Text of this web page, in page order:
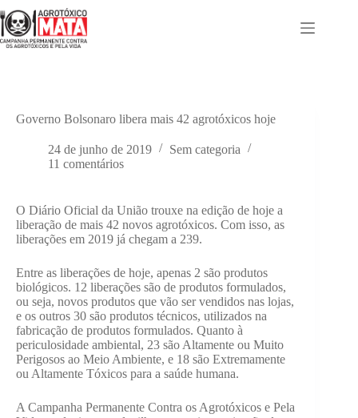
para
o
conteúdo
Governo Bolsonaro libera mais 42 agrotóxicos hoje
24 de junho de 2019
Sem categoria
11 comentários
O Diário Oficial da União trouxe na edição de hoje a
liberação de mais 42 novos agrotóxicos. Com isso, as
liberações em 2019 já chegam a 239.
Entre as liberações de hoje, apenas 2 são produtos
biológicos. 12 liberações são de produtos formulados,
ou seja, novos produtos que vão ser vendidos nas lojas,
e os outros 30 são produtos técnicos, utilizados na
fabricação de produtos formulados. Quanto à
periculosidade ambiental, 23 são Altamente ou Muito
Perigosos ao Meio Ambiente, e 18 são Extremamente
ou Altamente Tóxicos para a saúde humana.
A Campanha Permanente Contra os Agrotóxicos e Pela